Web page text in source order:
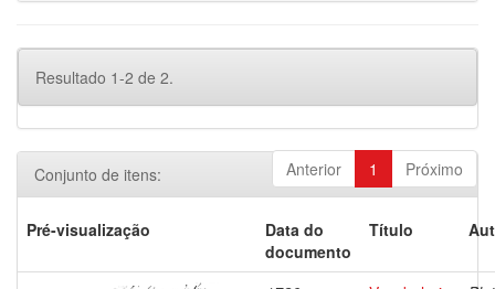
Resultado 1-2 de 2.
Anterior 1 Próximo
Conjunto de itens:
Pré-visualização
Data do
documento
Título